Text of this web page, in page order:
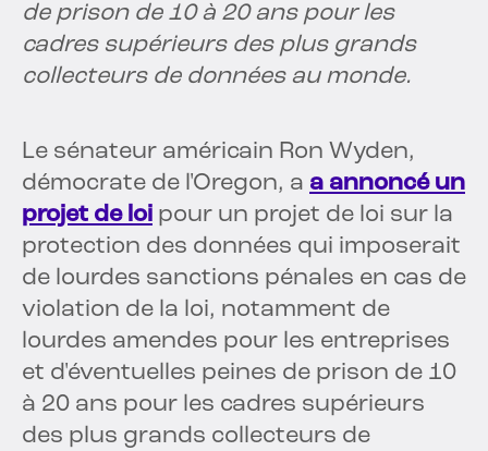
de prison de 10 à 20 ans pour les
cadres supérieurs des plus grands
collecteurs de données au monde.
Le sénateur américain Ron Wyden,
démocrate de l'Oregon, a a annoncé un
projet de loi pour un projet de loi sur la
protection des données qui imposerait
de lourdes sanctions pénales en cas de
violation de la loi, notamment de
lourdes amendes pour les entreprises
et d'éventuelles peines de prison de 10
à 20 ans pour les cadres supérieurs
des plus grands collecteurs de